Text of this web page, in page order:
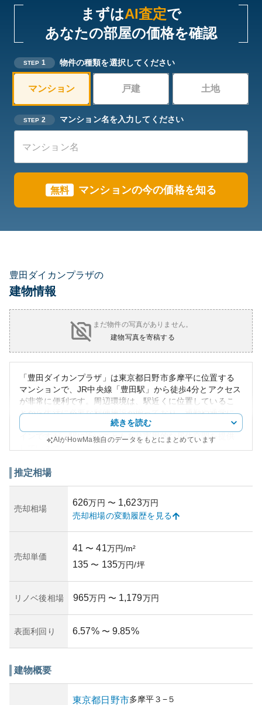
まずはAI査定で
あなたの部屋の価格を確認
STEP 1 物件の種類を選択してください
マンション 戸建 土地
STEP 2 マンション名を入力してください
無料 マンションの今の価格を知る
豊田ダイカンプラザの
建物情報
まだ物件の写真がありません。
建物写真を寄稿する
「豊田ダイカンプラザ」は東京都日野市多摩平に位置する
マンションで、JR中央線「豊田駅」から徒歩4分とアクセス
が非常に便利です。周辺環境は、駅近くに位置しているこ
とから生活に必要な利便施設が揃っており、通勤や通学に
適した立地条件を提供しています。外観はシンプルなデザ
インですが、駅に近いこともあり実用的な居住空間を提供
産価値を維持しやすいと言えます。一方で、築年数が明記
あることから、所有にかかるリスクは一般的には低い方で
すが、地区再開発など外部要因によってその価値が変動す
る可能性も考慮する必要があります。
修繕積立金など細かい情報を収集し、しっかりと把握の
上、購入を検討することをお勧めします。
続きを読む
AIがHowMa独自のデータをもとにまとめています
推定相場
売却相場
626万円 〜 1,623万円
売却相場の変動履歴を見る
売却単価
41 〜 41万円/m²
135 〜 135万円/坪
リノベ後相場 965万円 〜 1,179万円
表面利回り 6.57% 〜 9.85%
建物概要
東京都日野市多摩平３−５